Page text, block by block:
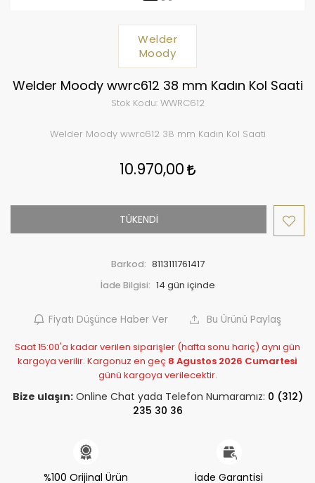
Welder
Moody
Welder Moody wwrc612 38 mm Kadın Kol Saati
Stok Kodu:WWRC612
Welder Moody wwrc612 38 mm Kadın Kol Saati
10.970,00
TÜKENDİ
Barkod: 8113111761417
İade Bilgisi:
Fiyatı Düşünce Haber Ver Bu Ürünü Paylaş
Saat 15:00'a kadar verilen siparişler (hafta sonu hariç) aynı gün
kargoya verilir. Kargonuz en geç 8 Agustos 2026 Cumartesi
günü kargoya verilecektir.
Bize ulaşın:Online Chat yada Telefon Numaramız: 0 (312)
235 30 36
%100 Orijinal Ürün
İade Garantisi